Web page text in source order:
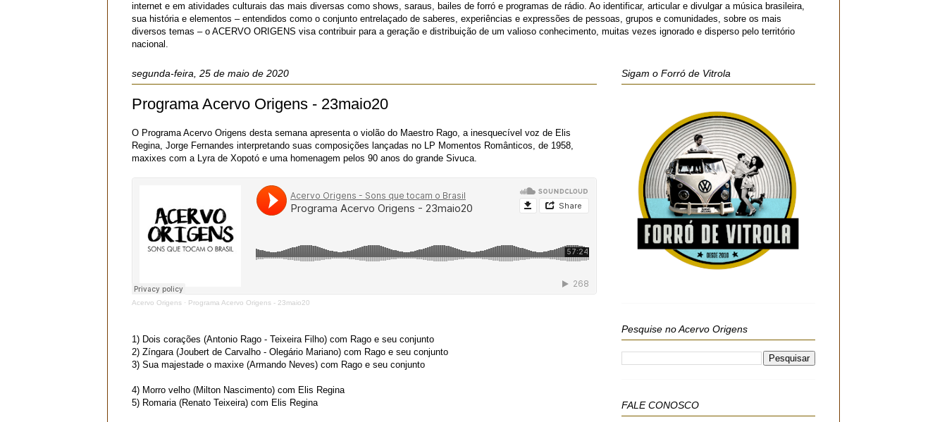
internet e em atividades culturais das mais diversas como shows, saraus, bailes de forró e programas de rádio. Ao identificar, articular e divulgar a música brasileira,
sua história e elementos – entendidos como o conjunto entrelaçado de saberes, experiências e expressões de pessoas, grupos e comunidades, sobre os mais
diversos temas – o ACERVO ORIGENS visa contribuir para a geração e distribuição de um valioso conhecimento, muitas vezes ignorado e disperso pelo território
nacional.
segunda-feira, 25 de maio de 2020
Programa Acervo Origens - 23maio20
O Programa Acervo Origens desta semana apresenta o violão do Maestro Rago, a inesquecível voz de Elis
Regina, Jorge Fernandes interpretando suas composições lançadas no LP Momentos Românticos, de 1958,
maxixes com a Lyra de Xopotó e uma homenagem pelos 90 anos do grande Sivuca.
Acervo Origens · Programa Acervo Origens - 23maio20
1) Dois corações (Antonio Rago - Teixeira Filho) com Rago e seu conjunto
2) Zíngara (Joubert de Carvalho - Olegário Mariano) com Rago e seu conjunto
3) Sua majestade o maxixe (Armando Neves) com Rago e seu conjunto
4) Morro velho (Milton Nascimento) com Elis Regina
5) Romaria (Renato Teixeira) com Elis Regina
Sigam o Forró de Vitrola
Pesquise no Acervo Origens
FALE CONOSCO